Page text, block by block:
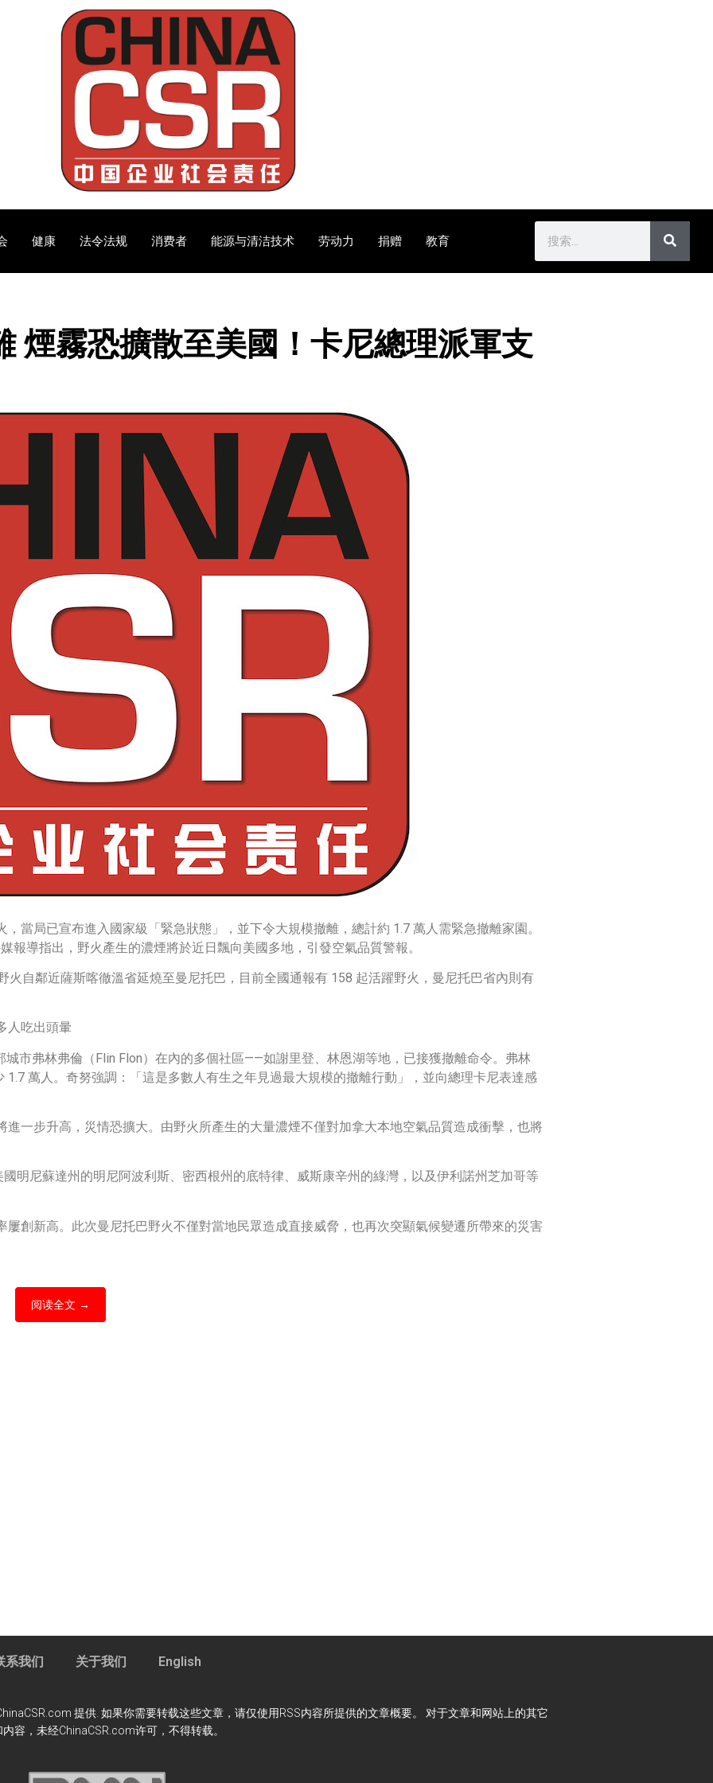
健康 法令法规 消费者 能源与清洁技术 劳动力 捐赠 教育
煙霧恐擴散至美國！卡尼總理派軍支
當局已宣布進入國家級「緊急狀態」，並下令大規模撤離，總計約 1.7 萬人需緊急撤離家園。
報導指出，野火產生的濃煙將於近日飄向美國多地，引發空氣品質警報。
自鄰近薩斯喀徹溫省延燒至曼尼托巴，目前全國通報有 158 起活躍野火，曼尼托巴省內則有
人吃出頭暈
市弗林弗倫（Flin Flon）在內的多個社區——如謝里登、林恩湖等地，已接獲撤離命令。弗林
萬人。奇努強調：「這是多數人有生之年見過最大規模的撤離行動」，並向總理卡尼表達感
一步升高，災情恐擴大。由野火所產生的大量濃煙不僅對加拿大本地空氣品質造成衝擊，也將
明尼蘇達州的明尼阿波利斯、密西根州的底特律、威斯康辛州的綠灣，以及伊利諾州芝加哥等
創新高。此次曼尼托巴野火不僅對當地民眾造成直接威脅，也再次突顯氣候變遷所帶來的災害
阅读全文 →
系我们 关于我们 English
提供. 如果你需要转载这些文章，请仅使用RSS内容所提供的文章概要。 对于文章和网站上的其它
容，未经ChinaCSR.com许可，不得转载。